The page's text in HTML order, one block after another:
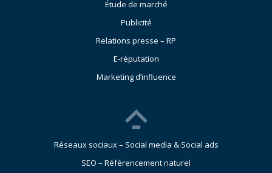
Étude de marché
Publicité
Relations presse – RP
E-réputation
Marketing d’influence
Réseaux sociaux – Social media & Social ads
SEO – Référencement naturel